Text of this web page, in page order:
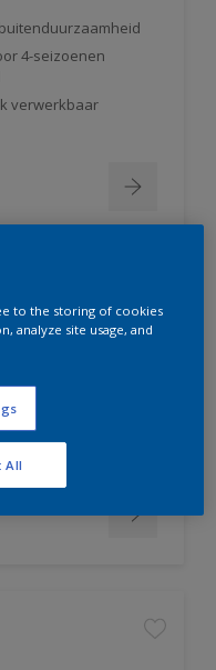
4-seizoenen
verwerkbaar
hoogglanslak
to the storing of cookies
analyze site usage, and
All